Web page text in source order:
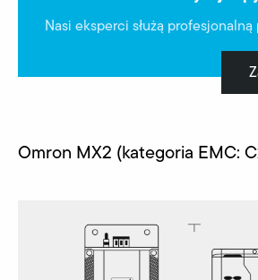
Nasi eksperci służą
Omron MX2 (kategoria EMC: